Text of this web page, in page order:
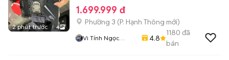
2 phút trước 4
1.699.999 đ
Phường 3 (P. Hạnh Thông mới)
Vi Tính Ngọc
4.8
1180 đã
bán